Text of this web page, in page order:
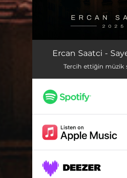
Sayenizde
Ercan Saatci -
Tercih ettiğin müzik